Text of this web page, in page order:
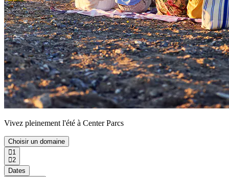
Vivez pleinement l'été à Center Parcs
Choisir un domaine
1
2
Dates